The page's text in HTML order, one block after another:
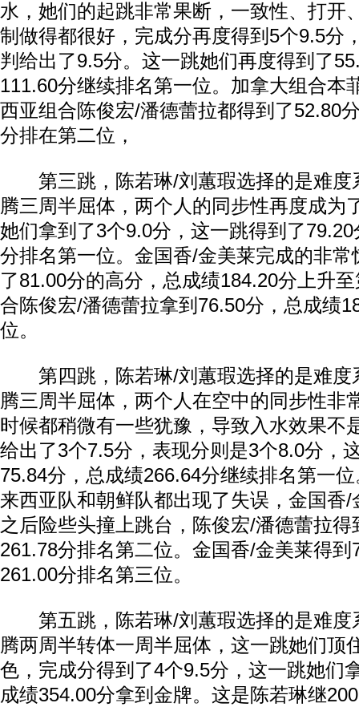
水，她们的起跳非常果断，一致性、打开
制做得都很好，完成分再度得到5个9.5分
判给出了9.5分。这一跳她们再度得到了
111.60分继续排名第一位。加拿大组合本
西亚组合陈俊宏/潘德蕾拉都得到了52.80
分排在第二位，
第三跳，陈若琳/刘蕙瑕选择的是难度
腾三周半屈体，两个人的同步性再度成为
她们拿到了3个9.0分，这一跳得到了
分排名第一位。金国香/金美莱完成的非常
了81.00分的高分，总成绩184.20分上升
合陈俊宏/潘德蕾拉拿到76.50分，总成绩
位。
第四跳，陈若琳/刘蕙瑕选择的是难度
腾三周半屈体，两个人在空中的同步性非
时候都稍微有一些犹豫，导致入水效果不
给出了3个7.5分，表现分则是3个8.0分，
75.84分，总成绩266.64分继续排名第一
来西亚队和朝鲜队都出现了失误，金国香
之后险些头撞上跳台，陈俊宏/潘德蕾拉
261.78分排名第二位。金国香/金美莱得到
261.00分排名第三位。
第五跳，陈若琳/刘蕙瑕选择的是难度
腾两周半转体一周半屈体，这一跳她们顶
色，完成分得到了4个9.5分，这一跳她们
成绩354.00分拿到金牌。这是陈若琳继